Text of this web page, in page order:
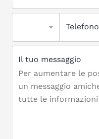
Telefono
Il tuo messaggio